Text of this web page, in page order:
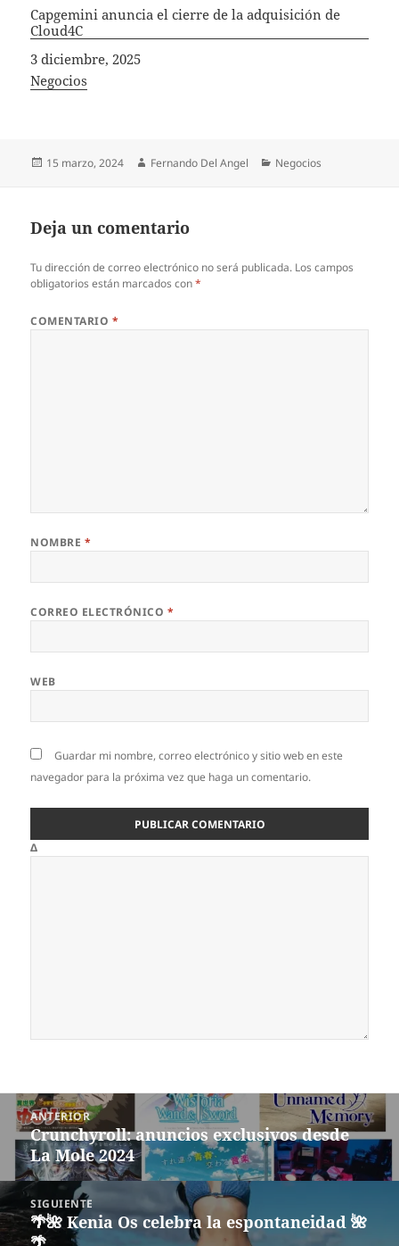
Capgemini anuncia el cierre de la adquisición de
Cloud4C
Fecha
3 diciembre, 2025
In relation to
Negocios
Publicado
15 marzo, 2024 Autor
Fernando Del Angel Categorías
Negocios
Deja un comentario
Tu dirección de correo electrónico no será publicada. Los campos
obligatorios están marcados con*
COMENTARIO *
NOMBRE *
CORREO ELECTRÓNICO *
WEB
Guardar mi nombre, correo electrónico y sitio web en este
navegador para la próxima vez que haga un comentario.
Δ
Navegación
entradas
ANTERIOR
Entrada
anterior:
Crunchyroll: anuncios exclusivos desde
La Mole 2024
SIGUIENTE
Siguiente
🌴🌺 Kenia Os celebra la espontaneidad 🌺